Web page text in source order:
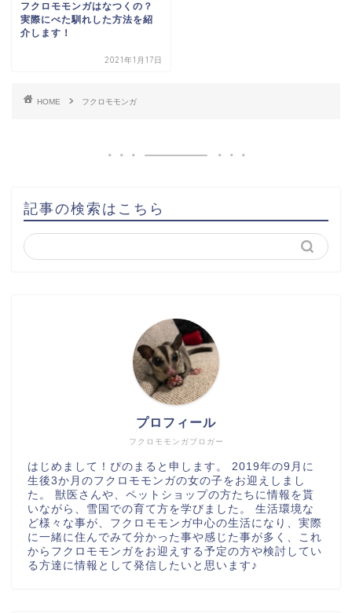
フクロモモンガはなつくの？
実際にべた馴れした方法を紹
介します！
2021年1月17日
HOME フクロモモンガ
記事の検索はこちら
フクロモモンガブロガー
プロフィール
はじめまして！ぴのまると申します。 2019年の9月に
生後3か月のフクロモモンガの女の子をお迎えしまし
た。 獣医さんや、ペットショップの方たちに情報を貰
いながら、雪国での育て方を学びました。 生活環境な
ど様々な事が、フクロモモンガ中心の生活になり、実際
に一緒に住んでみて分かった事や感じた事が多く、これ
からフクロモモンガをお迎えする予定の方や検討してい
る方達に情報として発信したいと思います♪